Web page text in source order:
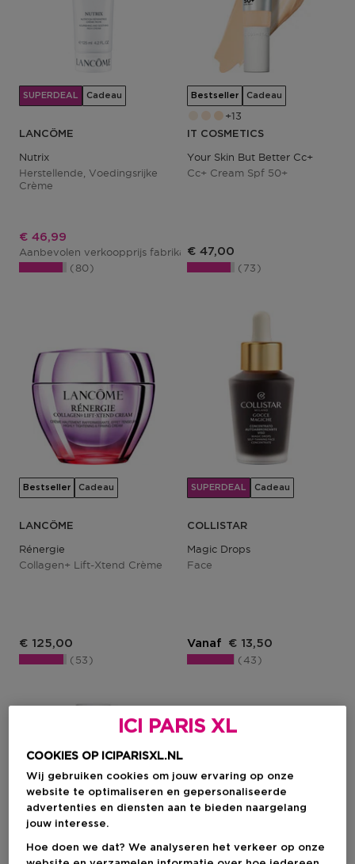
SUPERDEAL Cadeau
LANCÔME
Nutrix
Herstellende, Voedingsrijke
Crème
Kortingsprijs
€ 46,99
Aanbevolen verkoopprijs fabrikant € 94,00
80
13
Bestseller Cadeau
IT COSMETICS
Your Skin But Better Cc+
Cc+ Cream Spf 50+
€ 47,00
73
Bestseller Cadeau
LANCÔME
Rénergie
Collagen+ Lift-Xtend Crème
€ 125,00
53
SUPERDEAL Cadeau
COLLISTAR
Magic Drops
Face
Vanaf € 13,50
43
ICI PARIS XL
COOKIES OP ICIPARISXL.NL
Wij gebruiken cookies om jouw ervaring op onze
website te optimaliseren en gepersonaliseerde
advertenties en diensten aan te bieden naargelang
jouw interesse.
Hoe doen we dat? We analyseren het verkeer op onze